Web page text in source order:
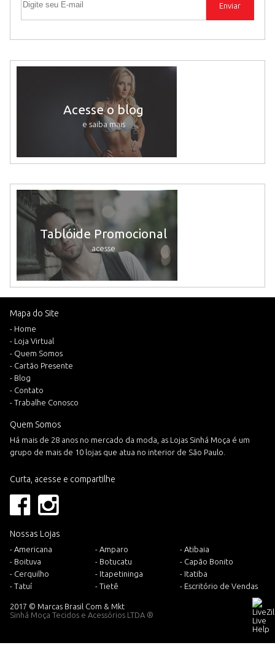
Enviar
Acesse o blog
e saiba mais
Tablóide Promocional
acesse
Mapa do Site
- Home
- Loja Virtual
- Quem Somos
- Cartão Presente
- Blog
- Contato
- Trabalhe Conosco
Quem Somos
Há mais de 28 anos no mercado da moda, as Lojas Sinhá Moça é um
grupo de mais de 10 lojas que atua no interior de São Paulo.
Curta, acesse e compartilhe
Nossas Lojas
- Americana - Amparo
- Atibaia
- Boituva
- Botucatu
- Capão Bonito
- Cerquilho
- Itapetininga
- Itatiba
- Tatuí
- Tietê - Escritório de Vendas
2017 © Marcas Brasil Com & Mkt
Sinhá Moça Tecidos e Acessórios LTDA ®